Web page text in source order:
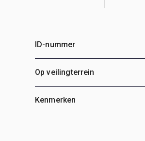
ID-nummer
Op veilingterrein
Kenmerken